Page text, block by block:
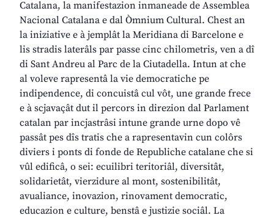
Catalana, la manifestazion inmaneade de Assemblea
Nacional Catalana e dal Òmnium Cultural. Chest an
la iniziative e à jemplât la Meridiana di Barcelone e
lis stradis laterâls par passe cinc chilometris, ven a dî
di Sant Andreu al Parc de la Ciutadella. Intun at che
al voleve rapresentâ la vie democratiche pe
indipendence, di concuistâ cul vôt, une grande frece
e à scjavaçât dut il percors in direzion dal Parlament
catalan par incjastrâsi intune grande urne dopo vê
passât pes dîs tratis che a rapresentavin cun colôrs
diviers i ponts di fonde de Republiche catalane che si
vûl edificâ, o sei: ecuilibri teritoriâl, diversitât,
solidarietât, vierzidure al mont, sostenibilitât,
avualiance, inovazion, rinovament democratic,
educazion e culture, benstâ e justizie sociâl. La